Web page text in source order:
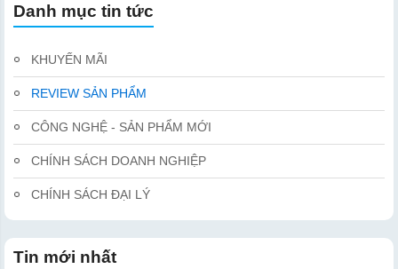
Danh mục tin tức
KHUYẾN MÃI
REVIEW SẢN PHẨM
CÔNG NGHỆ - SẢN PHẨM MỚI
CHÍNH SÁCH DOANH NGHIỆP
CHÍNH SÁCH ĐẠI LÝ
Tin mới nhất